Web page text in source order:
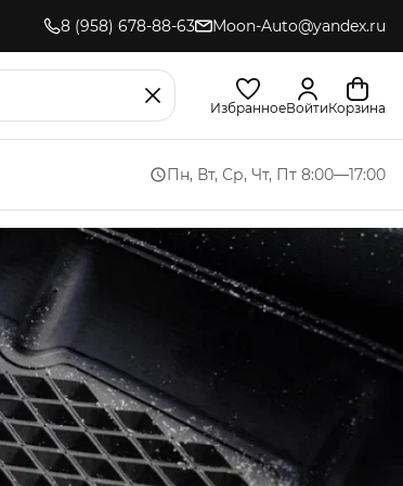
8 (958) 678-88-63 Moon-Auto@yandex.ru
ИзбранноеВойтиКорзина
Пн, Вт, Ср, Чт, Пт 8:00—17:00